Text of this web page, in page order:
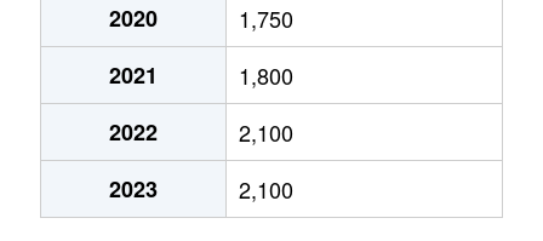
北１３条東
2,100万円
北１４条東
1,700万円
北１５条東
2,100万円
北１５条東
3,000万円
2020
1,750
2021
1,800
2022
2,100
2023
2,100